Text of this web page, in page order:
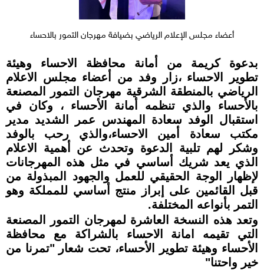
أعضاء مجلس الإعلام الرياضي بضيافة مهرجان التمور بالاحساء
بدعوة كريمة من أمانة محافظة الاحساء وهيئة
تطوير الاحساء ،زار وفد من أعضاء مجلس الاعلام
الرياضي بالمنطقة الشرقية مهرجان التمور المصنعة
بالأحساء والذي تنظمه أمانة الأحساء ، وكان في
استقبال الوفد سعادة المهندس عمر الشديد مدير
مكتب سعادة أمين الاحساء،والذي رحب بالوفد
وشكر لهم تلبية الدعوة وتحدث عن أهمية الاعلام
الذي يعد شريك أساسي في مثل هذه المهرجانات
لإظهار الوجة الحقيقي للعمل والجهود المبذولة من
قبل القائمين على إبراز منتج أساسي للمملكة وهو
التمر بأنواعه المختلفة.
وتعد هذه النسخة العاشرة لمهرجان التمور المصنعة
التي تقيمه امانة الاحساء بالشراكة مع محافظة
الأحساء وهيئة تطوير الأحساء، تحت شعار "تمرنا من
خير واحتنا"